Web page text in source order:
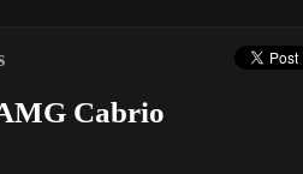
Cabrio